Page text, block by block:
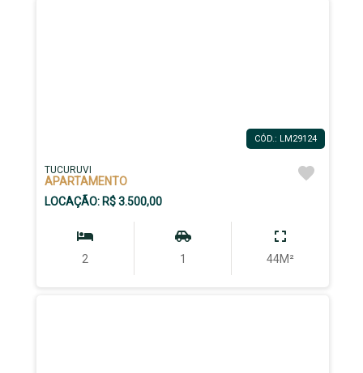
CÓD.: LM29124
TUCURUVI
APARTAMENTO
LOCAÇÃO: R$ 3.500,00
2 1 44M²